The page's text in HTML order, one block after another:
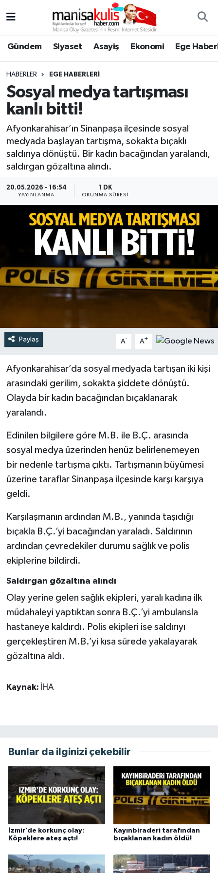
Gündem Siyaset Asayiş Ekonomi Ege
HABERLER EGE HABERLERI
Sosyal medya tartışması
kanlı bitti!
Afyonkarahisar’ın Sinanpaşa ilçesinde sosyal
medyada başlayan tartışma, sokakta bıçaklı
saldırıya dönüştü. Bir kadın bacağından yaralandı,
saldırgan gözaltına alındı.
20.05.2026 - 16:54
YAYINLANMA
1 DK
OKUNMA SÜRESI
Paylaş A- A+
Afyonkarahisar’da sosyal medyada tartışan iki kişi
arasındaki gerilim, sokakta şiddete dönüştü.
Olayda bir kadın bacağından bıçaklanarak
yaralandı.
Edinilen bilgilere göre M.B. ile B.Ç. arasında
sosyal medya üzerinden henüz belirlenemeyen
bir nedenle tartışma çıktı. Tartışmanın büyümesi
üzerine taraflar Sinanpaşa ilçesinde karşı karşıya
geldi.
Karşılaşmanın ardından M.B., yanında taşıdığı
bıçakla B.Ç.’yi bacağından yaraladı. Saldırının
ardından çevredekiler durumu sağlık ve polis
ekiplerine bildirdi.
Saldırgan gözaltına alındı
Olay yerine gelen sağlık ekipleri, yaralı kadına ilk
müdahaleyi yaptıktan sonra B.Ç.’yi ambulansla
hastaneye kaldırdı. Polis ekipleri ise saldırıyı
gerçekleştiren M.B.’yi kısa sürede yakalayarak
gözaltına aldı.
Kaynak: İHA
Bunlar da ilginizi çekebilir
İzmir’de korkunç olay:
Köpeklere ateş açtı!
Kayınbiraderi tarafından
bıçaklanan kadın öldü!
Ege Haberleri
Ekonomi
Genel
Gündem
Resmi İlan
Siyaset
Spor
Türkiye
Yunusemre Hava Durumu
Yunusemre Trafik Yoğunluk Haritası
Süper Lig Puan Durumu ve Fikstür
Tüm Manşetler
Son Dakika Haberleri
Haber Arşivi